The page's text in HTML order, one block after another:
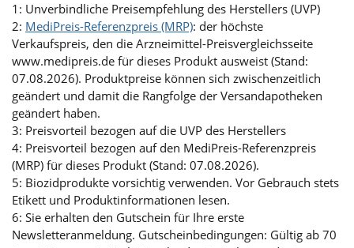
1: Unverbindliche Preisempfehlung des Herstellers (UVP)
2: MediPreis-Referenzpreis (MRP): der höchste
Verkaufspreis, den die Arzneimittel-Preisvergleichsseite
www.medipreis.de für dieses Produkt ausweist (Stand:
07.08.2026). Produktpreise können sich zwischenzeitlich
geändert und damit die Rangfolge der Versandapotheken
geändert haben.
3: Preisvorteil bezogen auf die UVP des Herstellers
4: Preisvorteil bezogen auf den MediPreis-Referenzpreis
(MRP) für dieses Produkt (Stand: 07.08.2026).
5: Biozidprodukte vorsichtig verwenden. Vor Gebrauch stets
Etikett und Produktinformationen lesen.
6: Sie erhalten den Gutschein für Ihre erste
Newsletteranmeldung. Gutscheinbedingungen: Gültig ab 70